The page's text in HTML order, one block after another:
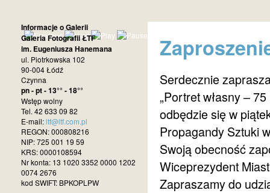
Serdecznie
„Portret własny –
odbędzie się w
Propagandy Sztuki
Swoją obecność
Wiceprezydent
Zapraszamy do
Informacje o Galerii
Galeria Fotografii ŁTF
im. Eugeniusza Hanemana
ul. Piotrkowska 102
90-004 Łódź
Czynna
pn - pt - 13°° - 18°°
Wstęp wolny
Tel. 42 633 09 82
E-mail:ltf@ltf.com.pl
REGON: 000808216
NIP: 725 001 19 59
KRS: 0000108594
Nr konta: 13 1020 3352 0000 1202
0074 2676
kod SWIFT: BPKOPLPW